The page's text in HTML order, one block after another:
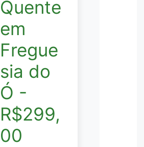
Quente
em
Fregue
sia do
Ó -
R$299,
00